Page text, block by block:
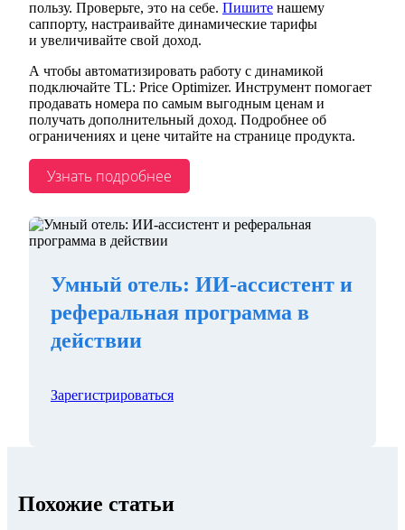
пользу. Проверьте, это на себе. Пишите нашему
саппорту, настраивайте динамические тарифы
и увеличивайте свой доход.
А чтобы автоматизировать работу с динамикой
подключайте TL: Price Optimizer. Инструмент помогает
продавать номера по самым выгодным ценам и
получать дополнительный доход. Подробнее об
ограничениях и цене читайте на странице продукта.
Узнать подробнее
Умный отель: ИИ-ассистент и
реферальная программа в
действии
Зарегистрироваться
Похожие статьи